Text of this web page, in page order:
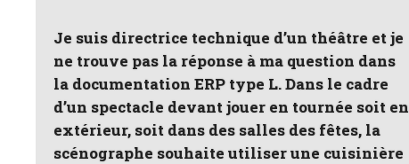
Je suis directrice technique d’un théâtre et je
ne trouve pas la réponse à ma question dans
la documentation ERP type L. Dans le cadre
d’un spectacle devant jouer en tournée soit en
extérieur, soit dans des salles des fêtes, la
scénographe souhaite utiliser une cuisinière